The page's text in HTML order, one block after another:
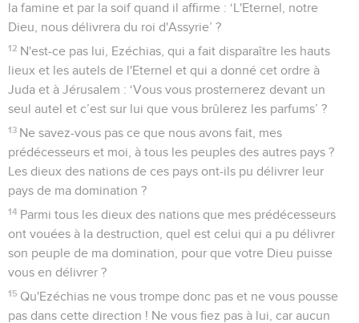
la famine et par la soif quand il affirme : ‘L'Eternel, notre
Dieu, nous délivrera du roi d'Assyrie’ ?
12 N'est-ce pas lui, Ezéchias, qui a fait disparaître les hauts
lieux et les autels de l'Eternel et qui a donné cet ordre à
Juda et à Jérusalem : ‘Vous vous prosternerez devant un
seul autel et c’est sur lui que vous brûlerez les parfums’ ?
13 Ne savez-vous pas ce que nous avons fait, mes
prédécesseurs et moi, à tous les peuples des autres pays ?
Les dieux des nations de ces pays ont-ils pu délivrer leur
pays de ma domination ?
14 Parmi tous les dieux des nations que mes prédécesseurs
ont vouées à la destruction, quel est celui qui a pu délivrer
son peuple de ma domination, pour que votre Dieu puisse
vous en délivrer ?
15 Qu'Ezéchias ne vous trompe donc pas et ne vous pousse
pas dans cette direction ! Ne vous fiez pas à lui, car aucun